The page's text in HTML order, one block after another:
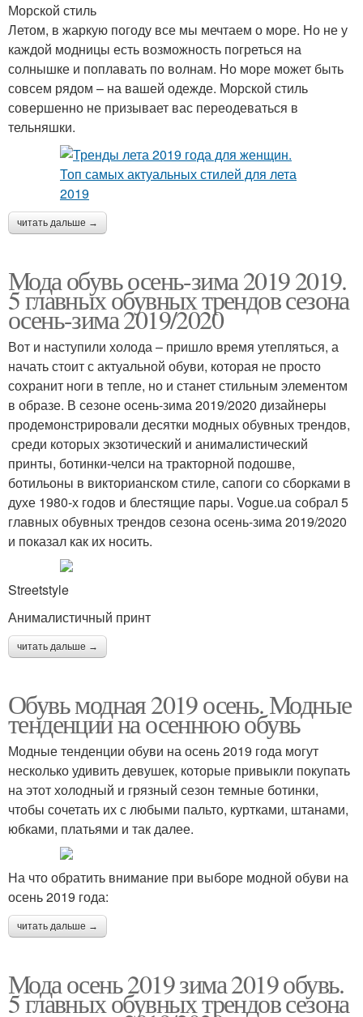
Морской стиль
Летом, в жаркую погоду все мы мечтаем о море. Но не у
каждой модницы есть возможность погреться на
солнышке и поплавать по волнам. Но море может быть
совсем рядом – на вашей одежде. Морской стиль
совершенно не призывает вас переодеваться в
тельняшки.
читать дальше →
Мода обувь осень-зима 2019 2019.
5 главных обувных трендов сезона
осень-зима 2019/2020
Вот и наступили холода – пришло время утепляться, а
начать стоит с актуальной обуви, которая не просто
сохранит ноги в тепле, но и станет стильным элементом
в образе. В сезоне осень-зима 2019/2020 дизайнеры
продемонстрировали десятки модных обувных трендов,
среди которых экзотический и анималистический
принты, ботинки-челси на тракторной подошве,
ботильоны в викторианском стиле, сапоги со сборками в
духе 1980-х годов и блестящие пары. Vogue.ua собрал 5
главных обувных трендов сезона осень-зима 2019/2020
и показал как их носить.
Streetstyle
Анималистичный принт
читать дальше →
Обувь модная 2019 осень. Модные
тенденции на осеннюю обувь
Модные тенденции обуви на осень 2019 года могут
несколько удивить девушек, которые привыкли покупать
на этот холодный и грязный сезон темные ботинки,
чтобы сочетать их с любыми пальто, куртками, штанами,
юбками, платьями и так далее.
На что обратить внимание при выборе модной обуви на
осень 2019 года:
читать дальше →
Мода осень 2019 зима 2019 обувь.
5 главных обувных трендов сезона